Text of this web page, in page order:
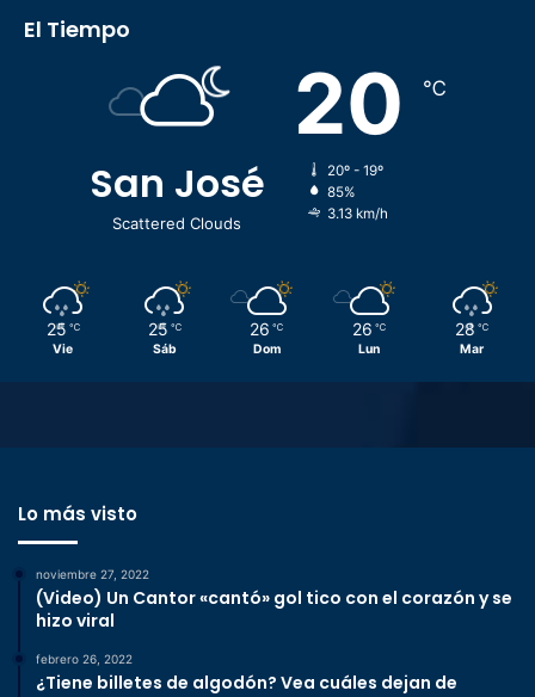
El Tiempo
San José
Scattered Clouds
20 ℃
20º - 19º
85%
3.13 km/h
25 ℃
Vie
25 ℃
Sáb
26 ℃
Dom
26 ℃
Lun
28 ℃
Mar
Lo más visto
noviembre 27, 2022
(Video) Un Cantor «cantó» gol tico con el corazón y se
hizo viral
febrero 26, 2022
¿Tiene billetes de algodón? Vea cuáles dejan de